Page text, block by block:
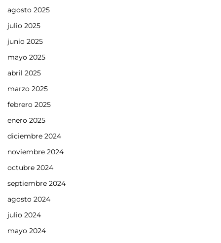
agosto 2025
julio 2025
junio 2025
mayo 2025
abril 2025
marzo 2025
febrero 2025
enero 2025
diciembre 2024
noviembre 2024
octubre 2024
septiembre 2024
agosto 2024
julio 2024
mayo 2024